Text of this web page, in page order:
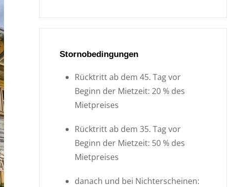
Stornobedingungen
Rücktritt ab dem 45. Tag vor
Beginn der Mietzeit: 20 % des
Mietpreises
Rücktritt ab dem 35. Tag vor
Beginn der Mietzeit: 50 % des
Mietpreises
danach und bei Nichterscheinen: